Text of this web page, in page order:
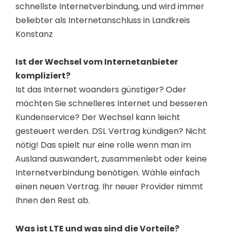
schnellste Internetverbindung, und wird immer
beliebter als Internetanschluss in Landkreis
Konstanz
Ist der Wechsel vom Internetanbieter
kompliziert?
Ist das Internet woanders günstiger? Oder
möchten Sie schnelleres Internet und besseren
Kundenservice? Der Wechsel kann leicht
gesteuert werden. DSL Vertrag kündigen? Nicht
nötig! Das spielt nur eine rolle wenn man im
Ausland auswandert, zusammenlebt oder keine
Internetverbindung benötigen. Wähle einfach
einen neuen Vertrag. Ihr neuer Provider nimmt
Ihnen den Rest ab.
Was ist LTE und was sind die Vorteile?